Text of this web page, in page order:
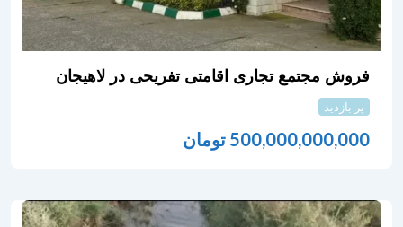
فروش مجتمع تجاری اقامتی تفریحی در لاهیجان
پر بازدید
500,000,000,000 تومان